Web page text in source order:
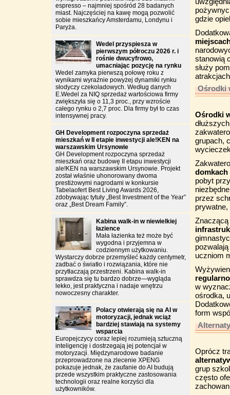
gdzie
stanowią
służy
Ośrodki
Ośrodki
grupach,
pobyt
przez
uczniom
w
ośrodka,
form
Oprócz
grup
często
espresso – najmniej spośród 28 badanych
miast. Najczęściej na kawę mogą pozwolić
sobie mieszkańcy Amsterdamu, Londynu i
Paryża.
Wedel przyspiesza w
pierwszym półroczu 2026 r. i
rośnie dwucyfrowo,
umacniając pozycję na rynku
Wedel zamyka pierwszą połowę roku z
wynikami wyraźnie powyżej dynamiki rynku
słodyczy czekoladowych. Według danych
E.Wedel za NIQ sprzedaż wartościowa firmy
zwiększyła się o 11,3 proc., przy wzroście
całego rynku o 2,7 proc. Dla firmy był to czas
intensywnej pracy.
GH Development rozpoczyna sprzedaż
mieszkań w II etapie inwestycji ale!KEN na
warszawskim Ursynowie
GH Development rozpoczyna sprzedaż
mieszkań oraz budowę II etapu inwestycji
ale!KEN na warszawskim Ursynowie. Projekt
został właśnie uhonorowany dwoma
prestiżowymi nagrodami w konkursie
Tabelaofert Best Living Awards 2026,
zdobywając tytuły „Best Investment of the Year”
oraz „Best Dream Family”.
Kabina walk-in w niewielkiej
łazience
Mała łazienka też może być
wygodna i przyjemna w
codziennym użytkowaniu.
Wystarczy dobrze przemyśleć każdy centymetr,
zadbać o światło i rozwiązania, które nie
przytłaczają przestrzeni. Kabina walk-in
sprawdza się tu bardzo dobrze—wygląda
lekko, jest praktyczna i nadaje wnętrzu
nowoczesny charakter.
Polacy otwierają się na AI w
motoryzacji, jednak wciąż
bardziej stawiają na systemy
wsparcia
Europejczycy coraz lepiej rozumieją sztuczną
inteligencję i dostrzegają jej potencjał w
motoryzacji. Międzynarodowe badanie
przeprowadzone na zlecenie XPENG
pokazuje jednak, że zaufanie do AI budują
przede wszystkim praktyczne zastosowania
technologii oraz realne korzyści dla
użytkowników.